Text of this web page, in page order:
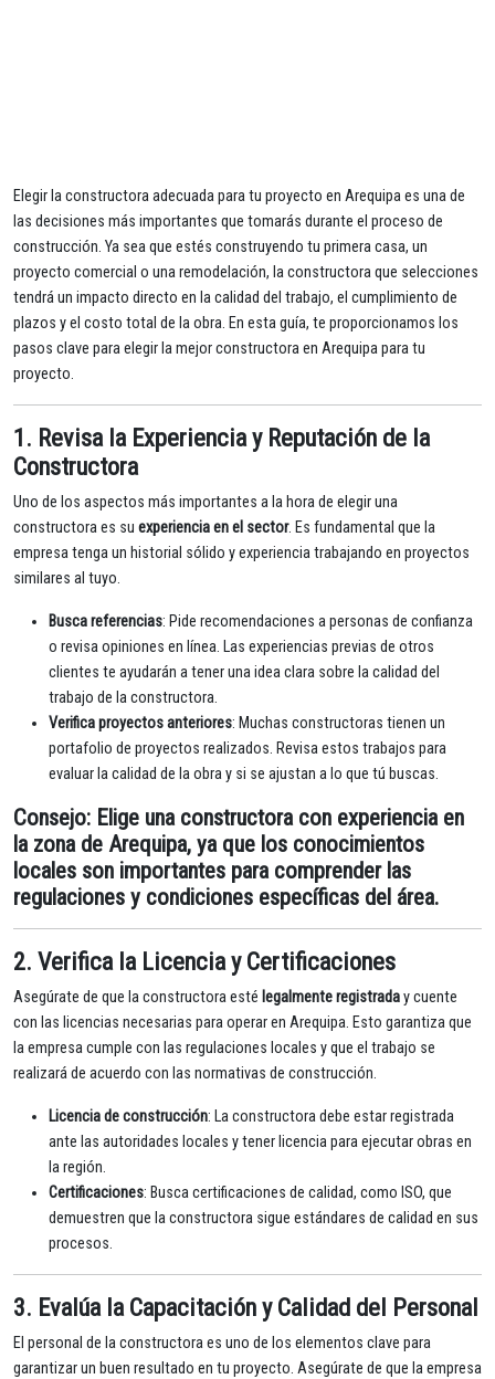
Elegir la constructora adecuada para tu proyecto en Arequipa es una de
las decisiones más importantes que tomarás durante el proceso de
construcción. Ya sea que estés construyendo tu primera casa, un
proyecto comercial o una remodelación, la constructora que selecciones
tendrá un impacto directo en la calidad del trabajo, el cumplimiento de
plazos y el costo total de la obra. En esta guía, te proporcionamos los
pasos clave para elegir la mejor constructora en Arequipa para tu
proyecto.
1. Revisa la Experiencia y Reputación de la
Constructora
Uno de los aspectos más importantes a la hora de elegir una
constructora es su experiencia en el sector. Es fundamental que la
empresa tenga un historial sólido y experiencia trabajando en proyectos
similares al tuyo.
Busca referencias: Pide recomendaciones a personas de confianza
o revisa opiniones en línea. Las experiencias previas de otros
clientes te ayudarán a tener una idea clara sobre la calidad del
trabajo de la constructora.
Verifica proyectos anteriores: Muchas constructoras tienen un
portafolio de proyectos realizados. Revisa estos trabajos para
evaluar la calidad de la obra y si se ajustan a lo que tú buscas.
Consejo: Elige una constructora con experiencia en
la zona de Arequipa, ya que los conocimientos
locales son importantes para comprender las
regulaciones y condiciones específicas del área.
2. Verifica la Licencia y Certificaciones
Asegúrate de que la constructora esté legalmente registraday cuente
con las licencias necesarias para operar en Arequipa. Esto garantiza que
la empresa cumple con las regulaciones locales y que el trabajo se
realizará de acuerdo con las normativas de construcción.
Licencia de construcción: La constructora debe estar registrada
ante las autoridades locales y tener licencia para ejecutar obras en
la región.
Certificaciones: Busca certificaciones de calidad, como ISO, que
demuestren que la constructora sigue estándares de calidad en sus
procesos.
3. Evalúa la Capacitación y Calidad del Personal
El personal de la constructora es uno de los elementos clave para
garantizar un buen resultado en tu proyecto. Asegúrate de que la empresa